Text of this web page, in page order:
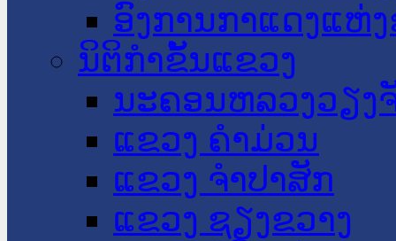
ອົງການກາແດງແຫ່
ນິຕິກໍາຂັ້ນແຂວງ
ນະ​ຄອນ​ຫລວງວຽງ
ແຂວງ ຄໍາມ່ວນ
ແຂວງ ຈໍາປາສັກ
ແຂວງ ຊຽງຂວາງ